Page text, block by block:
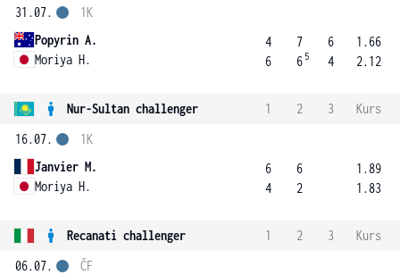
31.07.
Popyrin A.
Moriya H.
1K
4
6
7
6 5
6
4
1.66
2.12
Nur-Sultan challenger 1 2 3
Kurs
16.07.
Janvier M.
Moriya H.
1K
6
4
6
2
1.89
1.83
Recanati challenger 1 2 3
Kurs
06.07.
ČF